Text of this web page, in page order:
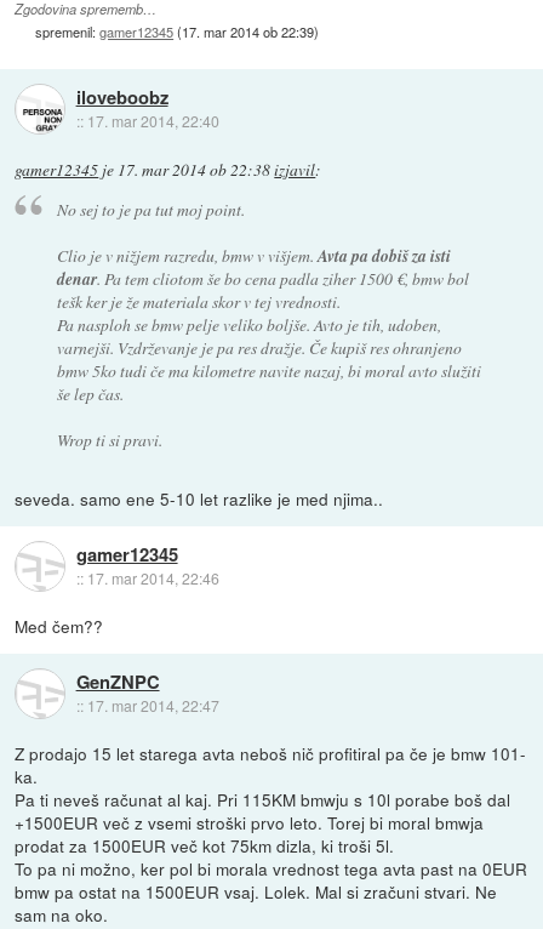
Zgodovina sprememb…
spremenil:gamer12345(17. mar 2014 ob 22:39)
iloveboobz
:: 17. mar 2014, 22:40
gamer12345 je 17. mar 2014 ob 22:38izjavil:
No sej to je pa tut moj point.
Clio je v nižjem razredu, bmw v višjem.Avta pa dobiš za isti
denar. Pa tem cliotom še bo cena padla ziher 1500 €, bmw bol
tešk ker je že materiala skor v tej vrednosti.
Pa nasploh se bmw pelje veliko boljše. Avto je tih, udoben,
varnejši. Vzdrževanje je pa res dražje. Če kupiš res ohranjeno
bmw 5ko tudi če ma kilometre navite nazaj, bi moral avto služiti
še lep čas.
Wrop ti si pravi.
seveda. samo ene 5-10 let razlike je med njima..
gamer12345
:: 17. mar 2014, 22:46
Med čem??
GenZNPC
:: 17. mar 2014, 22:47
Z prodajo 15 let starega avta neboš nič profitiral pa če je bmw 101-
ka.
Pa ti neveš računat al kaj. Pri 115KM bmwju s 10l porabe boš dal
+1500EUR več z vsemi stroški prvo leto. Torej bi moral bmwja
prodat za 1500EUR več kot 75km dizla, ki troši 5l.
To pa ni možno, ker pol bi morala vrednost tega avta past na 0EUR
bmw pa ostat na 1500EUR vsaj. Lolek. Mal si zračuni stvari. Ne
sam na oko.